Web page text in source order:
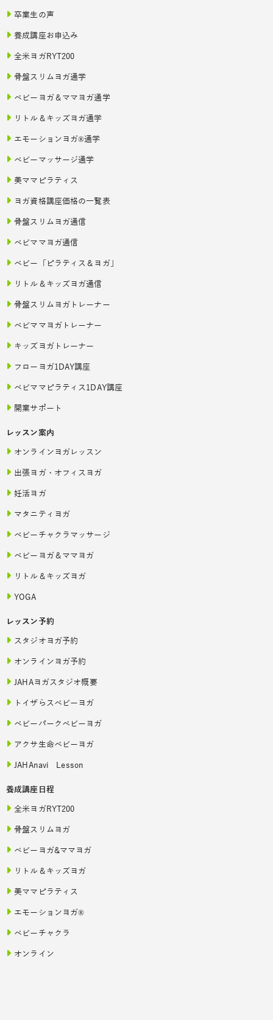
卒業生の声
養成講座お申込み
全米ヨガRYT200
骨盤スリムヨガ通学
ベビーヨガ＆ママヨガ通学
リトル＆キッズヨガ通学
エモーションヨガ®通学
ベビーマッサージ通学
美ママピラティス
ヨガ資格講座価格の一覧表
骨盤スリムヨガ通信
ベビママヨガ通信
ベビー「ピラティス＆ヨガ」
リトル＆キッズヨガ通信
骨盤スリムヨガトレーナー
ベビママヨガトレーナー
キッズヨガトレーナー
フローヨガ1DAY講座
ベビママピラティス1DAY講座
開業サポート
レッスン案内
オンラインヨガレッスン
出張ヨガ・オフィスヨガ
妊活ヨガ
マタニティヨガ
ベビーチャクラマッサージ
ベビーヨガ＆ママヨガ
リトル＆キッズヨガ
YOGA
レッスン予約
スタジオヨガ予約
オンラインヨガ予約
JAHAヨガスタジオ概要
トイザらスベビーヨガ
ベビーパークベビーヨガ
アクサ生命ベビーヨガ
JAHAnavi Lesson
養成講座日程
全米ヨガRYT200
骨盤スリムヨガ
ベビーヨガ&ママヨガ
リトル＆キッズヨガ
美ママピラティス
エモーションヨガ®
ベビーチャクラ
オンライン